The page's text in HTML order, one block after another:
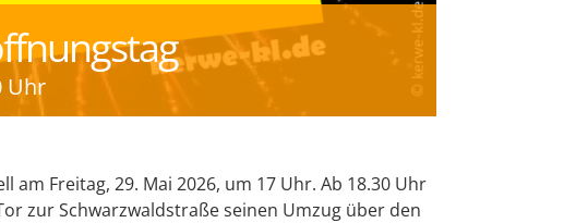
Uhr
Freitag, 29. Mai 2026, um 17 Uhr. Ab 18.30 Uhr
zur Schwarzwaldstraße seinen Umzug über den